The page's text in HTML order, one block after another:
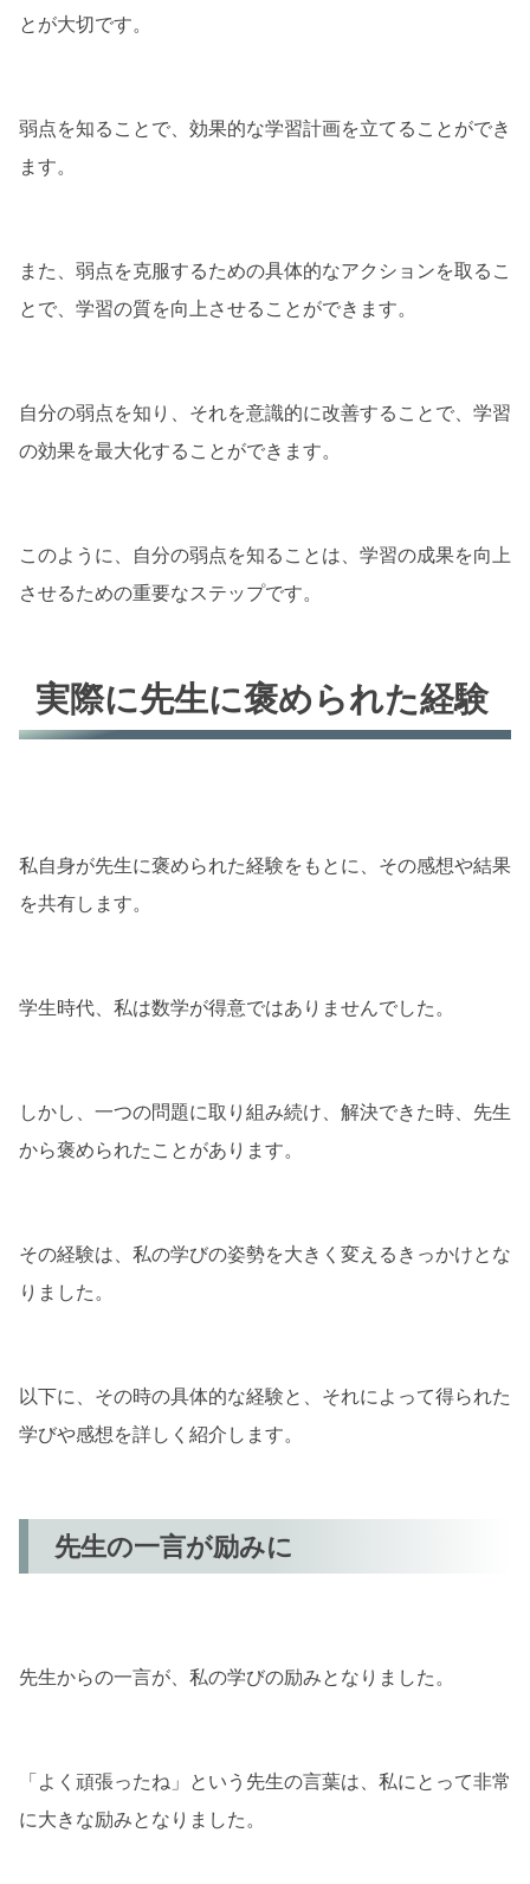
とが大切です。
弱点を知ることで、効果的な学習計画を立てることができ
ます。
また、弱点を克服するための具体的なアクションを取るこ
とで、学習の質を向上させることができます。
自分の弱点を知り、それを意識的に改善することで、学習
の効果を最大化することができます。
このように、自分の弱点を知ることは、学習の成果を向上
させるための重要なステップです。
実際に先生に褒められた経験
私自身が先生に褒められた経験をもとに、その感想や結果
を共有します。
学生時代、私は数学が得意ではありませんでした。
しかし、一つの問題に取り組み続け、解決できた時、先生
から褒められたことがあります。
その経験は、私の学びの姿勢を大きく変えるきっかけとな
りました。
以下に、その時の具体的な経験と、それによって得られた
学びや感想を詳しく紹介します。
先生の一言が励みに
先生からの一言が、私の学びの励みとなりました。
「よく頑張ったね」という先生の言葉は、私にとって非常
に大きな励みとなりました。